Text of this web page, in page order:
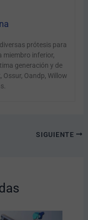
prótesis para
miembro inferior,
generación y de
Oandp, Willow
SIGUIENTE